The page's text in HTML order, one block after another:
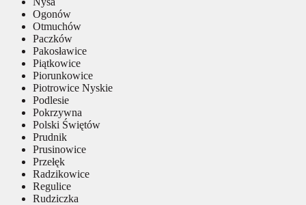
Ogonów
Otmuchów
Paczków
Pakosławice
Piątkowice
Piorunkowice
Piotrowice Nyskie
Podlesie
Pokrzywna
Polski Świętów
Prudnik
Prusinowice
Przełęk
Radzikowice
Regulice
Rudziczka